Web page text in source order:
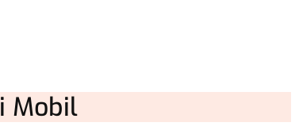
Mobil